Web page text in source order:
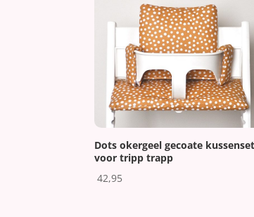
Dots okergeel gecoate kussenset
voor tripp trapp
42,95